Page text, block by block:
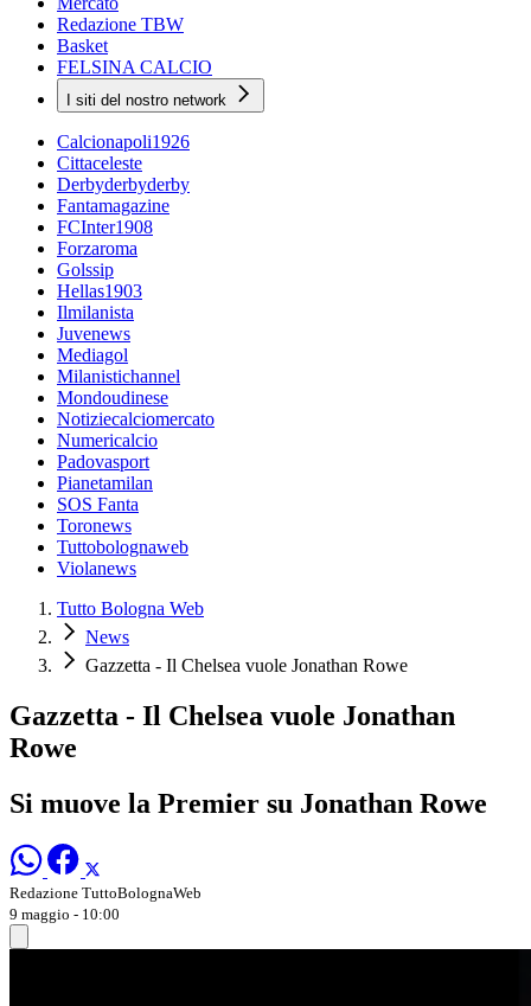
Redazione TBW
Basket
FELSINA CALCIO
I siti del nostro network
Calcionapoli1926
Cittaceleste
Derbyderbyderby
Fantamagazine
FCInter1908
Forzaroma
Golssip
Hellas1903
Ilmilanista
Juvenews
Mediagol
Milanistichannel
Mondoudinese
Notiziecalciomercato
Numericalcio
Padovasport
Pianetamilan
SOS Fanta
Toronews
Tuttobolognaweb
Violanews
Tutto Bologna Web
News
Gazzetta - Il Chelsea vuole Jonathan Rowe
Gazzetta - Il Chelsea vuole Jonathan
Rowe
Si muove la Premier su Jonathan Rowe
Redazione TuttoBolognaWeb
9 maggio - 10:00